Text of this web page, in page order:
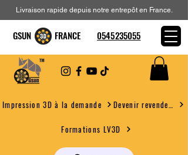
Impression 3D à la demande
Formations LV3D
Livraison rapide depuis notre entrepôt en France.
GSUN FRANCE 0545235055